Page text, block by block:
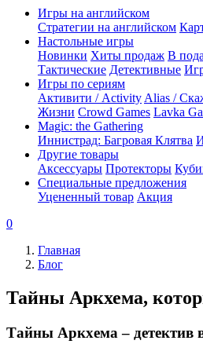
Игры на английском
Стратегии на английском
Настольные игры
Новинки Хиты продаж В
Тактические Детективные
Игры по сериям
Активити / Activity Alias /
Жизни Crowd Games Lavka
Magic: the Gathering
Иннистрад: Багровая Клятва
Другие товары
Аксессуары Протекторы
Специальные предложения
Уцененный товар Акция
0
Главная
Блог
Тайны Аркхема,
Тайны Аркхема – детектив